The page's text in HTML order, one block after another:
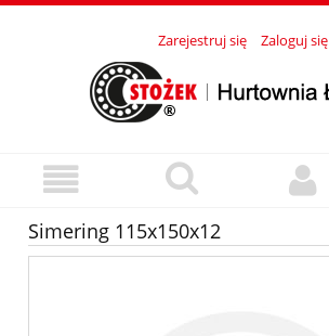
Zarejestruj się Zaloguj się
Simering 115x150x12